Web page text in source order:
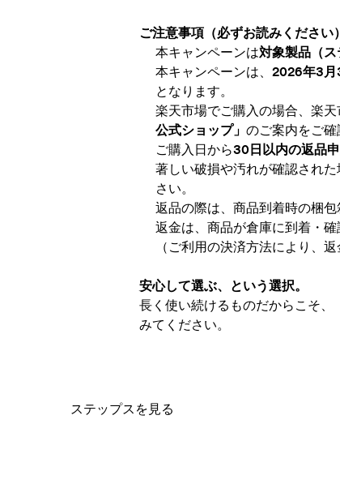
ご注意事項（必ずお読みください）
本キャンペーンは対象製品（ス
本キャンペーンは、 2026年3月
となります。
楽天市場でご購入の場合、楽
公式ショップ」 のご案内をご確
ご購入日から30日以内の返品
著しい破損や汚れが確認され
さい。
返品の際は、商品到着時の梱
返金は、商品が倉庫に到着・
（ご利用の決済方法により、
安心して選ぶ、という選択。
長く使い続けるものだからこそ、
みてください。
ステップスを見る